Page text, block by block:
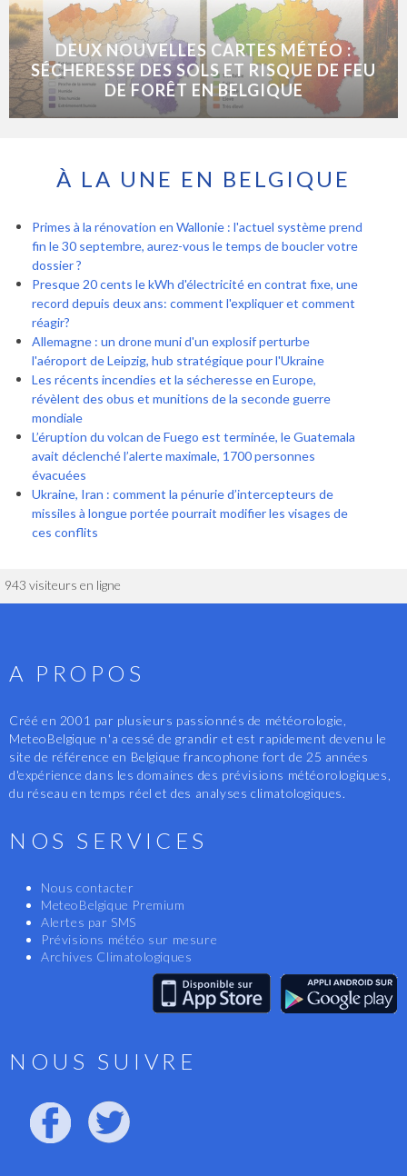
DEUX NOUVELLES CARTES MÉTÉO :
SÉCHERESSE DES SOLS ET RISQUE DE FEU
DE FORÊT EN BELGIQUE
À LA UNE EN BELGIQUE
Primes à la rénovation en Wallonie : l'actuel système prend
fin le 30 septembre, aurez-vous le temps de boucler votre
dossier ?
Presque 20 cents le kWh d'électricité en contrat fixe, une
record depuis deux ans: comment l'expliquer et comment
réagir?
Allemagne : un drone muni d'un explosif perturbe
l'aéroport de Leipzig, hub stratégique pour l'Ukraine
Les récents incendies et la sécheresse en Europe,
révèlent des obus et munitions de la seconde guerre
mondiale
L’éruption du volcan de Fuego est terminée, le Guatemala
avait déclenché l’alerte maximale, 1700 personnes
évacuées
Ukraine, Iran : comment la pénurie d’intercepteurs de
missiles à longue portée pourrait modifier les visages de
ces conflits
943 visiteurs en ligne
A PROPOS
Créé en 2001 par plusieurs passionnés de météorologie,
MeteoBelgique n'a cessé de grandir et est rapidement devenu le
site de référence en Belgique francophone fort de 25 années
d'expérience dans les domaines des prévisions météorologiques,
du réseau en temps réel et des analyses climatologiques.
NOS SERVICES
Nous contacter
MeteoBelgique Premium
Alertes par SMS
Prévisions météo sur mesure
Archives Climatologiques
NOUS SUIVRE